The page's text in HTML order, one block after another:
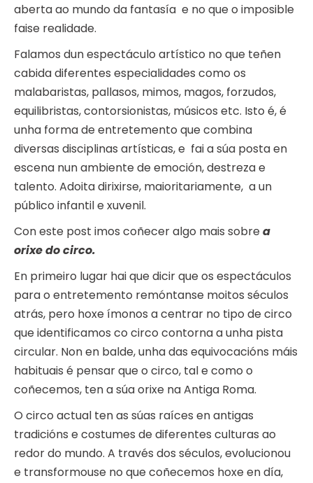
aberta ao mundo da fantasía e no que o imposible
faise realidade.
Falamos dun espectáculo artístico no que teñen
cabida diferentes especialidades como os
malabaristas, pallasos, mimos, magos, forzudos,
equilibristas, contorsionistas, músicos etc. Isto é, é
unha forma de entretemento que combina
diversas disciplinas artísticas, e fai a súa posta en
escena nun ambiente de emoción, destreza e
talento. Adoita dirixirse, maioritariamente, a un
público infantil e xuvenil.
Con este post imos coñecer algo mais sobrea
orixe do circo.
En primeiro lugar hai que dicir que os espectáculos
para o entretemento remóntanse moitos séculos
atrás, pero hoxe ímonos a centrar no tipo de circo
que identificamos co circo contorna a unha pista
circular. Non en balde, unha das equivocacións máis
habituais é pensar que o circo, tal e como o
coñecemos, ten a súa orixe na Antiga Roma.
O circo actual ten as súas raíces en antigas
tradicións e costumes de diferentes culturas ao
redor do mundo. A través dos séculos, evolucionou
e transformouse no que coñecemos hoxe en día,